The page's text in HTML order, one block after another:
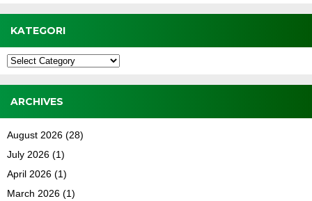
KATEGORI
Kategori
ARCHIVES
August 2026 (28)
July 2026 (1)
April 2026 (1)
March 2026 (1)